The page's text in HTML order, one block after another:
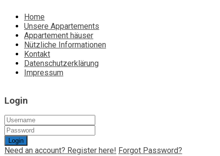
Home
Unsere Appartements
Appartement häuser
Nützliche Informationen
Kontakt
Datenschutzerklärung
Impressum
Login
Login
Need an account? Register here! Forgot Password?